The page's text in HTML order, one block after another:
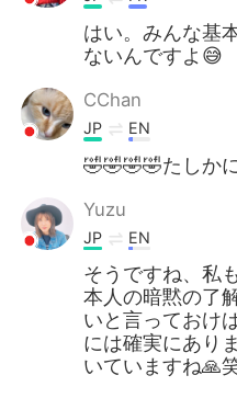
はい。みんな基
ないんですよ😅
CChan
JP EN
🤣🤣🤣🤣たしか
Yuzu
JP EN
そうですね、私
本人の暗黙の了
いと言っておけ
には確実にあり
いていますね🙏